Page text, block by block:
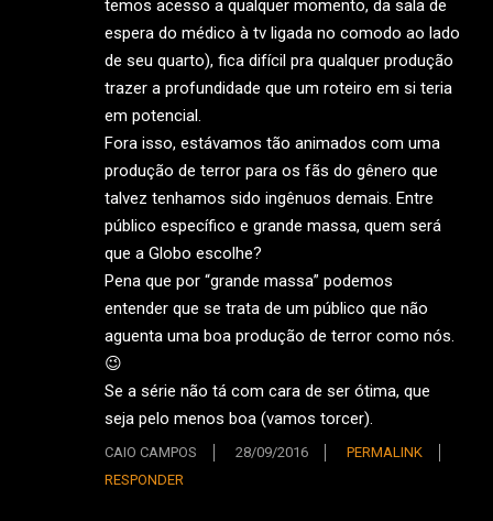
temos acesso a qualquer momento, da sala de
espera do médico à tv ligada no comodo ao lado
de seu quarto), fica difícil pra qualquer produção
trazer a profundidade que um roteiro em si teria
em potencial.
Fora isso, estávamos tão animados com uma
produção de terror para os fãs do gênero que
talvez tenhamos sido ingênuos demais. Entre
público específico e grande massa, quem será
que a Globo escolhe?
Pena que por “grande massa” podemos
entender que se trata de um público que não
aguenta uma boa produção de terror como nós.
😉
Se a série não tá com cara de ser ótima, que
seja pelo menos boa (vamos torcer).
CAIO CAMPOS 28/09/2016
PERMALINK
RESPONDER